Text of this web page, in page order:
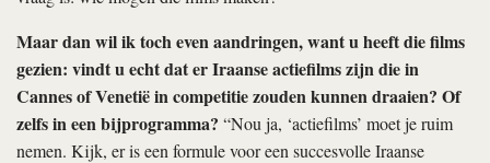
Maar dan wil ik toch even aandringen, want u heeft die films
gezien: vindt u echt dat er Iraanse actiefilms zijn die in
Cannes of Venetië in competitie zouden kunnen draaien? Of
zelfs in een bijprogramma? “Nou ja, ‘actiefilms’ moet je ruim
nemen. Kijk, er is een formule voor een succesvolle Iraanse